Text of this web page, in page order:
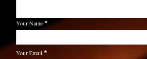
Your Name *
Your Email *